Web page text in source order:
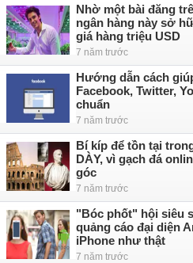
Nhờ một bài đăng
ngân hàng này sở
giá hàng triệu USD
7 năm trước
Hướng dẫn cách
Facebook, Twitter,
chuẩn
7 năm trước
Bí kíp để tồn tại
DÀY, vì gạch đá
góc
7 năm trước
"Bóc phốt" hội siêu
quảng cáo đại diện
iPhone như thật
7 năm trước